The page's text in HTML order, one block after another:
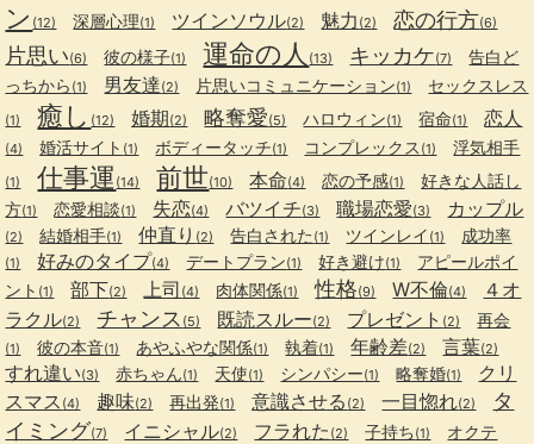
ン (12) 深層心理(1) ツインソウル(2) 魅力 (2) 恋の行方(6)
片思い(6) 彼の様子(1) 運命の人 (13) キッカケ(7)
告白ど
っちから (1) 男友達(2) 片思いコミュニケーション(1) セックスレス
(1) 癒し (12) 婚期(2) 略奪愛(5) ハロウィン(1) 宿命(1) 恋人
(4) 婚活サイト (1) ボディータッチ(1) コンプレックス (1) 浮気相手
(1) 仕事運 (14) 前世(10) 本命(4) 恋の予感(1)
好きな人話し
方(1) 恋愛相談(1) 失恋(4) バツイチ(3) 職場恋愛(3) カップル
(2) 結婚相手(1) 仲直り (2) 告白された (1) ツインレイ (1) 成功率
(1) 好みのタイプ(4) デートプラン(1) 好き避け(1)
アピールポイ
ント (1) 部下(2) 上司 (4) 肉体関係(1) 性格(9) W不倫(4)
４オ
ラクル(2) チャンス (5) 既読スルー(2) プレゼント (2) 再会
(1) 彼の本音(1) あやふやな関係(1) 執着(1) 年齢差(2) 言葉(2)
すれ違い(3) 赤ちゃん(1) 天使(1) シンパシー(1) 略奪婚(1)
クリ
スマス (4) 趣味(2) 再出発(1) 意識させる (2) 一目惚れ(2)
タ
イミング(7) イニシャル(2) フラれた (2) 子持ち(1) オクテ